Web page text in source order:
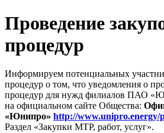
Проведение
процедур
Информируем потенциальных
процедур о том, что уведомления о
процедур для нужд филиалов ПАО
на официальном сайте Общества:
«Юнипро» http://www.unipro.energy/
Раздел «Закупки МТР, работ, услуг».